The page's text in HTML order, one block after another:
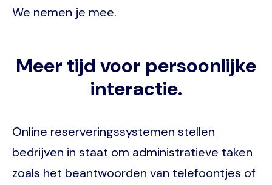
We nemen je mee.
Meer tijd voor persoonlijke
interactie.
Online reserveringssystemen stellen
bedrijven in staat om administratieve taken
zoals het beantwoorden van telefoontjes of